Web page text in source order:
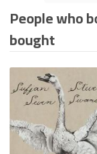
People who
bought